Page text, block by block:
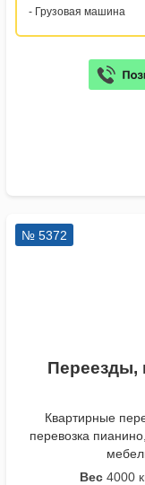
- Грузовая машина
№ 5372
Переезды,
Квартирные
перевозка
Вес 4000